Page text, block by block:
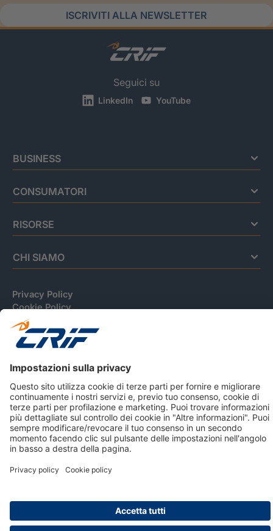
ISCRIVITI ALLA NEWSLETTER
Seguici su
LinkedIn YouTube
BUSINESS
CONSUMATORI
RISORSE
CHI SIAMO
Privacy Policy
Cookie Policy
Informativa Dati Personali
CRIF Business Ethics
Accessibilità
Creditizie
© 2026 CRIF S.p.A. Tutti i diritti riservati.
Via della Beverara, 21 / 40131 Bologna / Italy Cap. Soc.
sottoscritto € 51.941.235,00 di cui versato € 51.806.190,00 |
R.E.A. n° 410952 | Reg. Impr. Bo, C.F. e P.IVA 02083271201
Società con Sistema di Gestione Certificato da DNV ISO 9001,